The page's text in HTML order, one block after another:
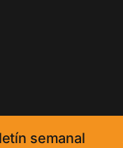
semanal